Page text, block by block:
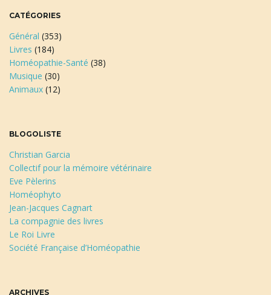
CATÉGORIES
Général (353)
Livres (184)
Homéopathie-Santé (38)
Musique (30)
Animaux (12)
BLOGOLISTE
Christian Garcia
Collectif pour la mémoire vétérinaire
Eve Pèlerins
Homéophyto
Jean-Jacques Cagnart
La compagnie des livres
Le Roi Livre
Société Française d’Homéopathie
ARCHIVES